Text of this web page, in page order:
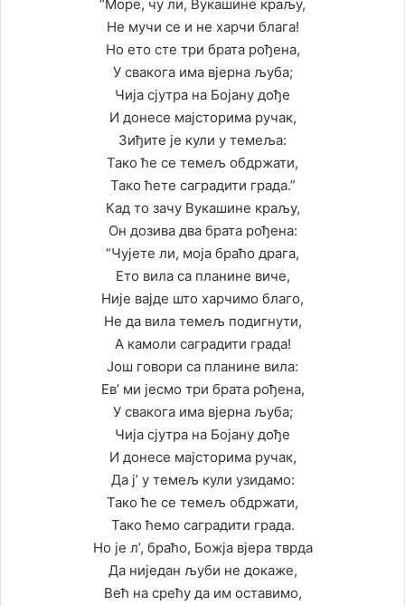
“Море, чу ли, Вукашине краљу,
Не мучи се и не харчи блага!
Но ето сте три брата рођена,
У свакога има вјерна љуба;
Чија сјутра на Бојану дође
И донесе мајсторима ручак,
Зиђите је кули у темеља:
Тако ће се темељ обдржати,
Тако ћете саградити града.”
Кад то зачу Вукашине краљу,
Он дозива два брата рођена:
“Чујете ли, моја браћо драга,
Ето вила са планине виче,
Није вајде што харчимо благо,
Не да вила темељ подигнути,
А камоли саградити града!
Још говори са планине вила:
Ев’ ми јесмо три брата рођена,
У свакога има вјерна љуба;
Чија сјутра на Бојану дође
И донесе мајсторима ручак,
Да ј’ у темељ кули узидамо:
Тако ће се темељ обдржати,
Тако ћемо саградити града.
Но је л’, браћо, Божја вјера тврда
Да ниједан љуби не докаже,
Већ на срећу да им оставимо,